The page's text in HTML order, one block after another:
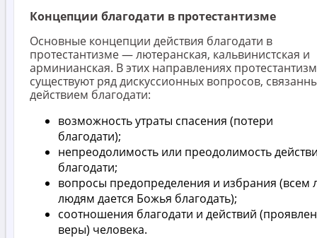
Концепции благодати в протестантизме
Основные концепции действия благодати в
протестантизме — лютеранская, кальвинистская и
арминианская. В этих направлениях
существуют ряд дискуссионных вопросов,
действием благодати:
возможность утраты спасения (потери
благодати);
непреодолимость или преодолимость
благодати;
вопросы предопределения и избрания (всем
людям дается Божья благодать);
соотношения благодати и действий
веры) человека.